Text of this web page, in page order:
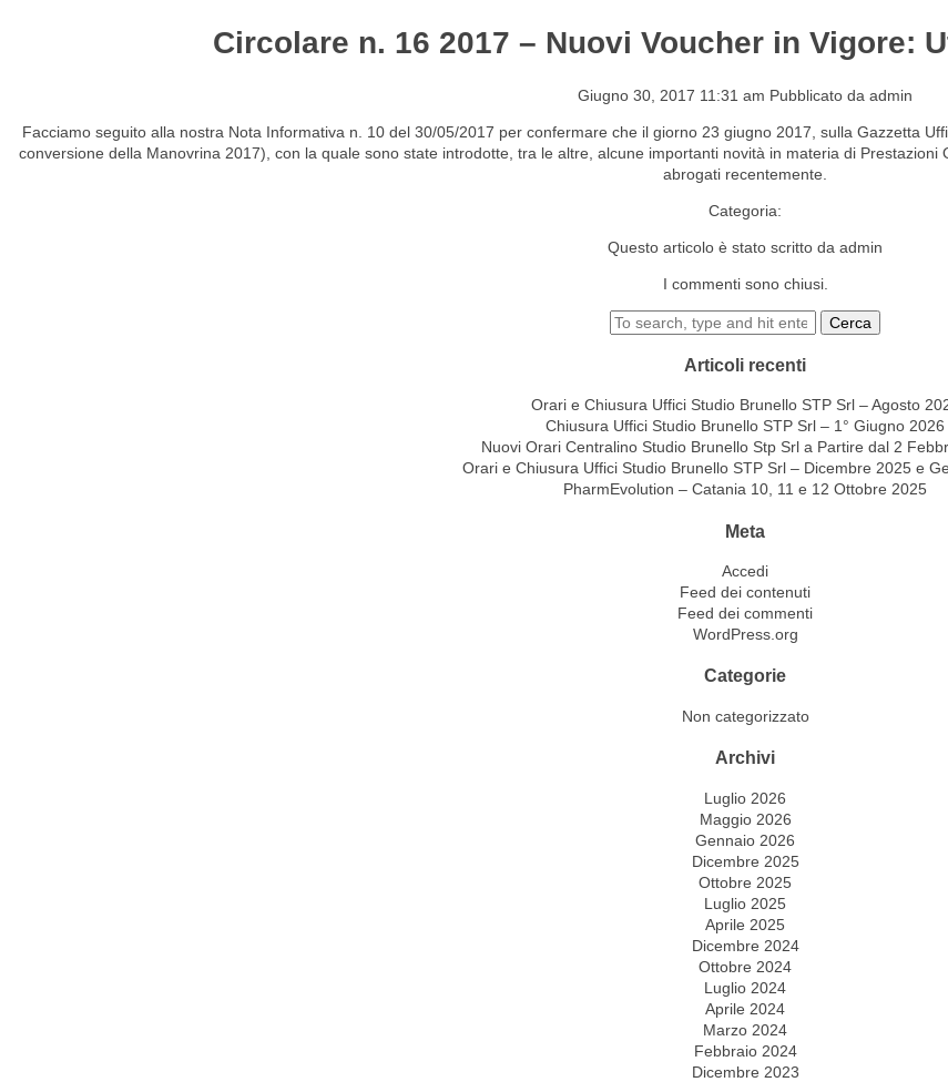
Circolare n. 16 2017 – Nuovi Voucher in Vigore:
Giugno 30, 2017 11:31 am Pubblicato da admin
Facciamo seguito alla nostra Nota Informativa n. 10 del 30/05/2017 per confermare che il giorno 23 giugno 2017, sulla Gazzetta
conversione della Manovrina 2017), con la quale sono state introdotte, tra le altre, alcune importanti novità in materia di
abrogati recentemente.
Categoria:
Questo articolo è stato scritto da admin
I commenti sono chiusi.
Cerca
Articoli recenti
Orari e Chiusura Uffici Studio Brunello STP Srl – Agosto
Chiusura Uffici Studio Brunello STP Srl – 1° Giugno 2026
Nuovi Orari Centralino Studio Brunello Stp Srl a Partire dal 2
Orari e Chiusura Uffici Studio Brunello STP Srl – Dicembre 2025 e
PharmEvolution – Catania 10, 11 e 12 Ottobre 2025
Meta
Accedi
Feed dei contenuti
Feed dei commenti
WordPress.org
Categorie
Non categorizzato
Archivi
Luglio 2026
Maggio 2026
Gennaio 2026
Dicembre 2025
Ottobre 2025
Luglio 2025
Aprile 2025
Dicembre 2024
Ottobre 2024
Luglio 2024
Aprile 2024
Marzo 2024
Febbraio 2024
Dicembre 2023